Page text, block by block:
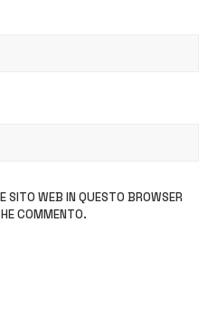
SITO WEB IN QUESTO BROWSER
COMMENTO.